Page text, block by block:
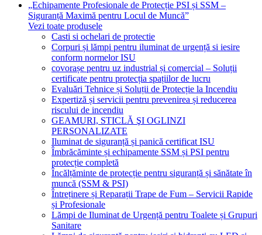
„Echipamente Profesionale de Protecție PSI și SSM –
Siguranță Maximă pentru Locul de Muncă”
Vezi toate produsele
Casti si ochelari de protectie
Corpuri și lămpi pentru iluminat de urgență si iesire
conform normelor ISU
covorașe pentru uz industrial și comercial – Soluții
certificate pentru protecția spațiilor de lucru
Evaluări Tehnice și Soluții de Protecție la Incendiu
Expertiză și servicii pentru prevenirea și reducerea
riscului de incendiu
GEAMURI, STICLĂ ŞI OGLINZI
PERSONALIZATE
Iluminat de siguranță și panică certificat ISU
Îmbrăcăminte și echipamente SSM și PSI pentru
protecție completă
Încălțăminte de protecție pentru siguranță și sănătate în
muncă (SSM & PSI)
Întreținere și Reparații Trape de Fum – Servicii Rapide
și Profesionale
Lămpi de Iluminat de Urgență pentru Toalete și Grupuri
Sanitare